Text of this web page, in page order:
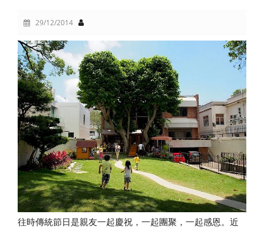
29/12/2014
往時傳統節日是親友一起慶祝，一起團聚，一起感恩。近